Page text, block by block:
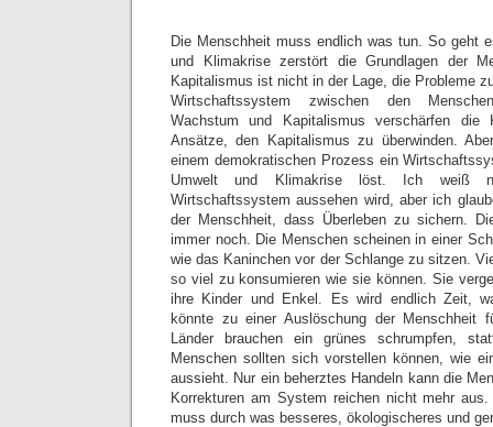
Die Menschheit muss endlich was tun. So geht
und Klimakrise zerstört die Grundlagen der
Kapitalismus ist nicht in der Lage, die Probleme
Wirtschaftssystem zwischen den
Wachstum und Kapitalismus verschärfen
Ansätze, den Kapitalismus zu überwinden.
einem demokratischen Prozess ein
Umwelt und Klimakrise löst. Ich weiß
Wirtschaftssystem aussehen wird, aber ich
der Menschheit, dass Überleben zu sichern.
immer noch. Die Menschen scheinen in einer
wie das Kaninchen vor der Schlange zu sitzen.
so viel zu konsumieren wie sie können. Sie
ihre Kinder und Enkel. Es wird endlich Zeit,
könnte zu einer Auslöschung der Menschheit
Länder brauchen ein grünes schrumpfen,
Menschen sollten sich vorstellen können, wie
aussieht. Nur ein beherztes Handeln kann die
Korrekturen am System reichen nicht mehr
muss durch was besseres, ökologischeres und